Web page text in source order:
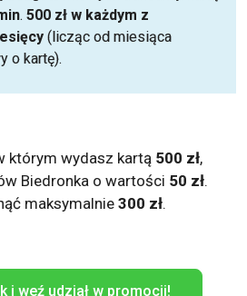
. 500 zł w każdym z
(licząc od miesiąca
o kartę).
którym wydasz kartą 500 zł,
Biedronka o wartości 50 zł.
maksymalnie 300 zł.
i weź udział w promocji!